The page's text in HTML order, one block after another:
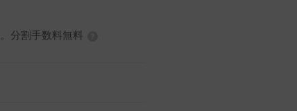
分割手数料無料